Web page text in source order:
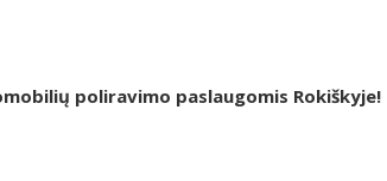
poliravimo paslaugomis Rokiškyje!